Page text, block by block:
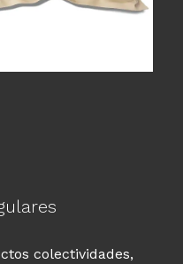
colectividades,